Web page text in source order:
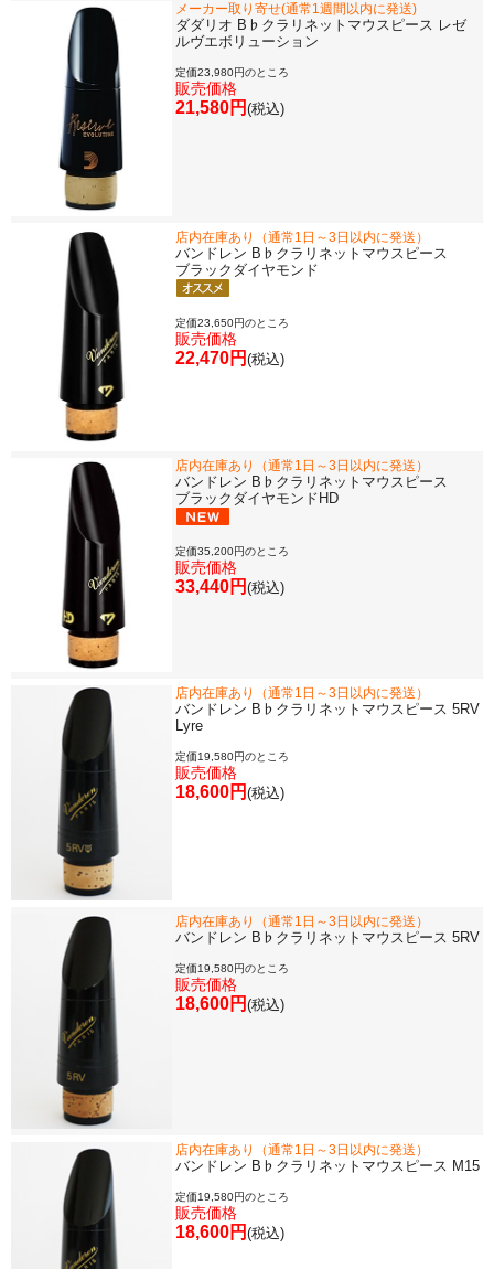
メーカー取り寄せ(通常1週間以内に発送)
ダダリオ B♭クラリネットマウスピース レゼ
ルヴエボリューション
定価23,980円のところ
販売価格
21,580円 (税込)
店内在庫あり（通常1日～3日以内に発送）
バンドレン B♭クラリネットマウスピース
ブラックダイヤモンド
定価23,650円のところ
販売価格
22,470円 (税込)
店内在庫あり（通常1日～3日以内に発送）
バンドレン B♭クラリネットマウスピース
ブラックダイヤモンドHD
定価35,200円のところ
販売価格
33,440円 (税込)
店内在庫あり（通常1日～3日以内に発送）
バンドレン B♭クラリネットマウスピース 5RV
Lyre
定価19,580円のところ
販売価格
18,600円 (税込)
店内在庫あり（通常1日～3日以内に発送）
バンドレン B♭クラリネットマウスピース 5RV
定価19,580円のところ
販売価格
18,600円 (税込)
店内在庫あり（通常1日～3日以内に発送）
バンドレン B♭クラリネットマウスピース M15
定価19,580円のところ
販売価格
18,600円 (税込)